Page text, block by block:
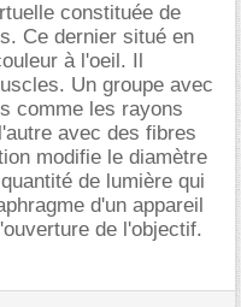
constituée de
Ce dernier situé en
à l'oeil. Il
Un groupe avec
comme les rayons
avec des fibres
modifie le diamètre
de lumière qui
d'un appareil
de l'objectif.